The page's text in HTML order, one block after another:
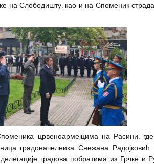
на Слободишту, као и на Споменик
црвеноармејцима на Расини,
градоначелника Снежана Радојковић
градова побратима из Грчке и